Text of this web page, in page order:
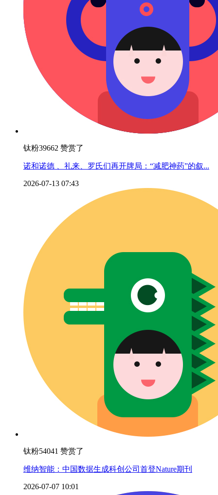
钛粉39662 赞赏了
诺和诺德 、礼来、罗氏们再开牌局：“减肥神药”的叙...
2026-07-13 07:43
钛粉54041 赞赏了
维纳智能：中国数据生成科创公司首登Nature期刊
2026-07-07 10:01